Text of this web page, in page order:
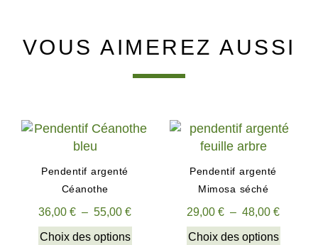
VOUS AIMEREZ AUSSI
Pendentif argenté
Céanothe
36,00 € – 55,00 €
Choix des options
Pendentif argenté
Mimosa séché
29,00 € – 48,00 €
Choix des options